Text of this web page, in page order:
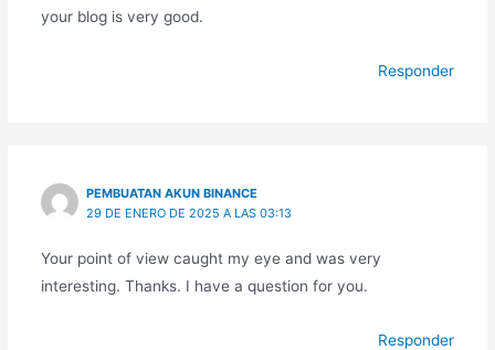
your blog is very good.
Responder
PEMBUATAN AKUN BINANCE
29 DE ENERO DE 2025 A LAS 03:13
Your point of view caught my eye and was very
interesting. Thanks. I have a question for you.
Responder